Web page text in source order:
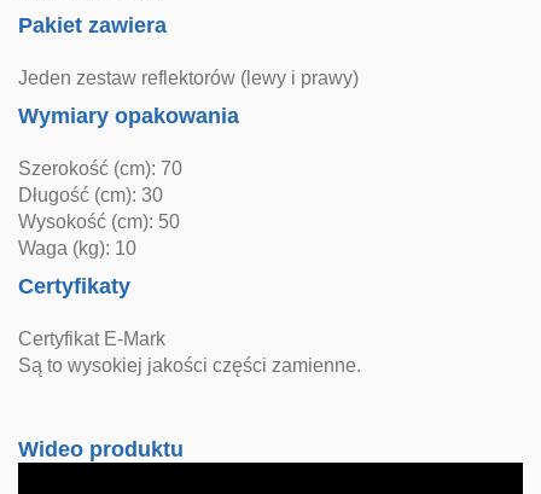
Pakiet zawiera
Jeden zestaw reflektorów (lewy i prawy)
Wymiary opakowania
Szerokość (cm): 70
Długość (cm): 30
Wysokość (cm): 50
Waga (kg): 10
Certyfikaty
Certyfikat E-Mark
Są to wysokiej jakości części zamienne.
Wideo produktu